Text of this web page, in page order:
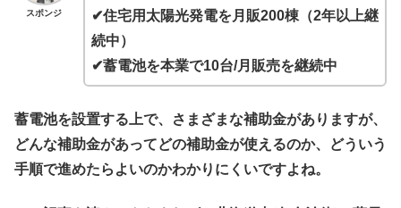
スポンジ
✔住宅用太陽光発電を月販200棟（2年以上継
続中）
✔蓄電池を本業で10台/月販売を継続中
蓄電池を設置する上で、さまざまな補助金がありますが、
どんな補助金があってどの補助金が使えるのか、どういう
手順で進めたらよいのかわかりにくいですよね。